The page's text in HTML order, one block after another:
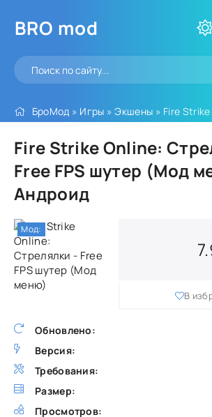
BRO mod
БроМод » Игры »Экшены » Fire Strike Online:
Fire Strike Online:
Free FPS шутер (Мод
Андроид
Обновлено:
Версия:
Требования:
Размер:
Просмотров:
В
Мод: